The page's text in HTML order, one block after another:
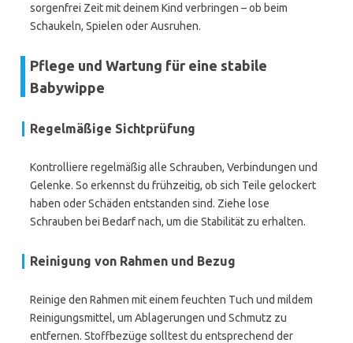
sorgenfrei Zeit mit deinem Kind verbringen – ob beim
Schaukeln, Spielen oder Ausruhen.
Pflege und Wartung für eine stabile
Babywippe
Regelmäßige Sichtprüfung
Kontrolliere regelmäßig alle Schrauben, Verbindungen und
Gelenke. So erkennst du frühzeitig, ob sich Teile gelockert
haben oder Schäden entstanden sind. Ziehe lose
Schrauben bei Bedarf nach, um die Stabilität zu erhalten.
Reinigung von Rahmen und Bezug
Reinige den Rahmen mit einem feuchten Tuch und mildem
Reinigungsmittel, um Ablagerungen und Schmutz zu
entfernen. Stoffbezüge solltest du entsprechend der